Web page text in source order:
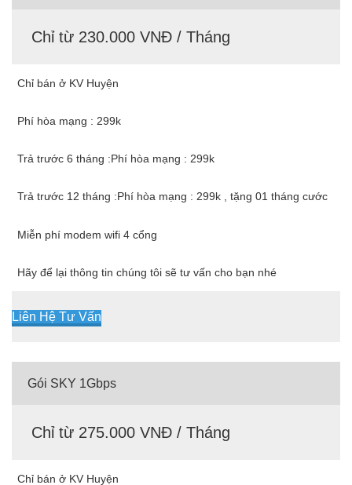
Chỉ từ 230.000 VNĐ / Tháng
Chỉ bán ở KV Huyện
Phí hòa mạng : 299k
Trả trước 6 tháng :Phí hòa mạng : 299k
Trả trước 12 tháng :Phí hòa mạng : 299k , tặng 01 tháng cước
Miễn phí modem wifi 4 cổng
Hãy để lại thông tin chúng tôi sẽ tư vấn cho bạn nhé
Liên Hệ Tư Vấn
Gói SKY 1Gbps
Chỉ từ 275.000 VNĐ / Tháng
Chỉ bán ở KV Huyện